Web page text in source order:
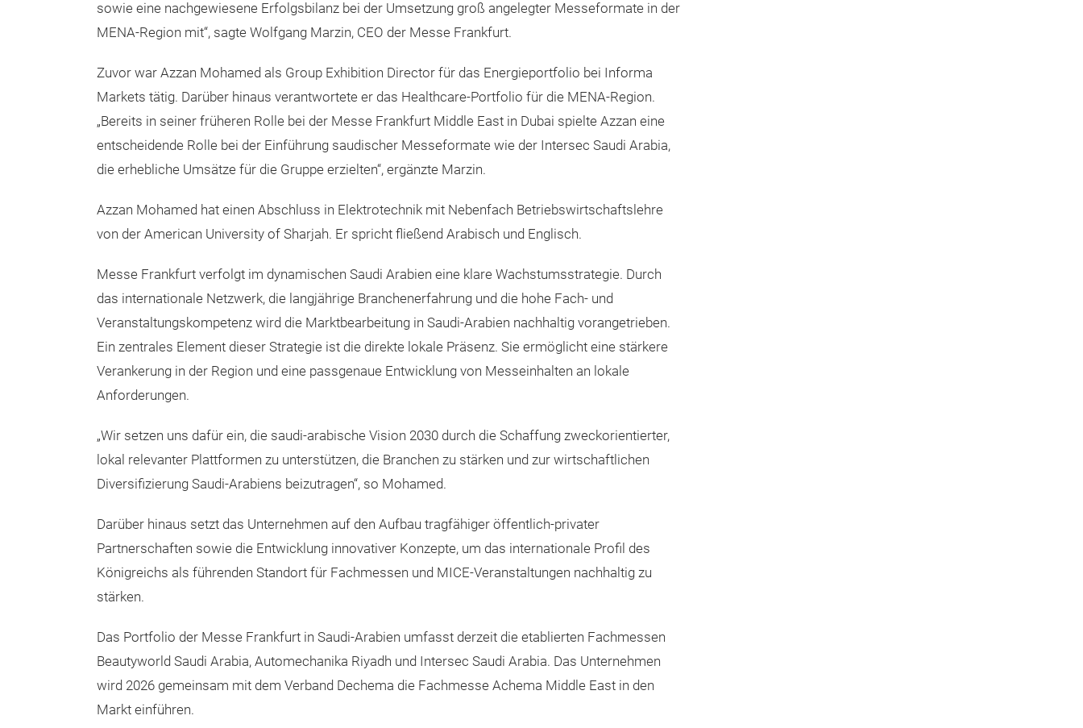
sowie eine nachgewiesene Erfolgsbilanz bei der Umsetzung groß angelegter Messeformate in der
MENA-Region mit“, sagte Wolfgang Marzin, CEO der Messe Frankfurt.
Zuvor war Azzan Mohamed als Group Exhibition Director für das Energieportfolio bei Informa
Markets tätig. Darüber hinaus verantwortete er das Healthcare-Portfolio für die MENA-Region.
„Bereits in seiner früheren Rolle bei der Messe Frankfurt Middle East in Dubai spielte Azzan eine
entscheidende Rolle bei der Einführung saudischer Messeformate wie der Intersec Saudi Arabia,
die erhebliche Umsätze für die Gruppe erzielten“, ergänzte Marzin.
Azzan Mohamed hat einen Abschluss in Elektrotechnik mit Nebenfach Betriebswirtschaftslehre
von der American University of Sharjah. Er spricht fließend Arabisch und Englisch.
Messe Frankfurt verfolgt im dynamischen Saudi Arabien eine klare Wachstumsstrategie. Durch
das internationale Netzwerk, die langjährige Branchenerfahrung und die hohe Fach- und
Veranstaltungskompetenz wird die Marktbearbeitung in Saudi-Arabien nachhaltig vorangetrieben.
Ein zentrales Element dieser Strategie ist die direkte lokale Präsenz. Sie ermöglicht eine stärkere
Verankerung in der Region und eine passgenaue Entwicklung von Messeinhalten an lokale
Anforderungen.
„Wir setzen uns dafür ein, die saudi-arabische Vision 2030 durch die Schaffung zweckorientierter,
lokal relevanter Plattformen zu unterstützen, die Branchen zu stärken und zur wirtschaftlichen
Diversifizierung Saudi-Arabiens beizutragen“, so Mohamed.
Darüber hinaus setzt das Unternehmen auf den Aufbau tragfähiger öffentlich-privater
Partnerschaften sowie die Entwicklung innovativer Konzepte, um das internationale Profil des
Königreichs als führenden Standort für Fachmessen und MICE-Veranstaltungen nachhaltig zu
stärken.
Das Portfolio der Messe Frankfurt in Saudi-Arabien umfasst derzeit die etablierten Fachmessen
Beautyworld Saudi Arabia, Automechanika Riyadh und Intersec Saudi Arabia. Das Unternehmen
wird 2026 gemeinsam mit dem Verband Dechema die Fachmesse Achema Middle East in den
Markt einführen.